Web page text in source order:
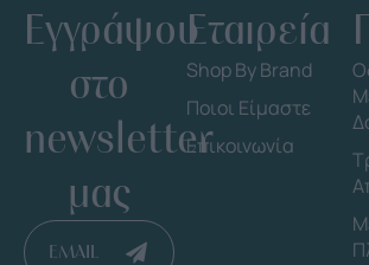
Εγγράψου
στο
newsletter
μας
EMAIL
Εταιρεία
Shop By Brand
Ποιοι Είμαστε
Επικοινωνία